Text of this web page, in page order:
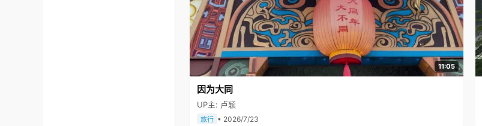
11:05
因为大同
UP主: 卢颖
旅行 • 2026/7/23